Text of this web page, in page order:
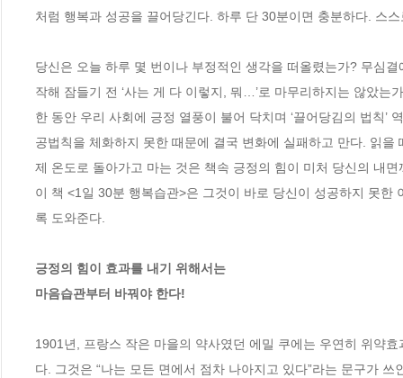
처럼 행복과 성공을 끌어당긴다. 하루 단 30분이면 충분하다. 스
당신은 오늘 하루 몇 번이나 부정적인 생각을 떠올렸는가? 무심
작해 잠들기 전 ‘사는 게 다 이렇지, 뭐…’로 마무리하지는 않았는
한 동안 우리 사회에 긍정 열풍이 불어 닥치며 ‘끌어당김의 법칙
공법칙을 체화하지 못한 때문에 결국 변화에 실패하고 만다. 읽
제 온도로 돌아가고 마는 것은 책속 긍정의 힘이 미처 당신의 내
이 책 <1일 30분 행복습관>은 그것이 바로 당신이 성공하지 못
록 도와준다.
긍정의 힘이 효과를 내기 위해서는
마음습관부터 바꿔야 한다!
1901년, 프랑스 작은 마을의 약사였던 에밀 쿠에는 우연히 위약
다. 그것은 “나는 모든 면에서 점차 나아지고 있다”라는 문구가